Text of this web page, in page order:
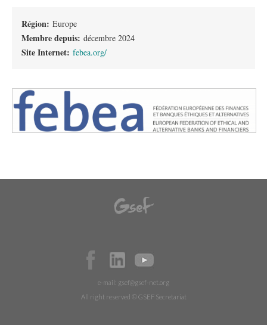
Région: Europe
Membre depuis: décembre 2024
Site Internet: febea.org/
e-mail: gsef@gsef-net.org
All right reserved © GSEF Secretariat